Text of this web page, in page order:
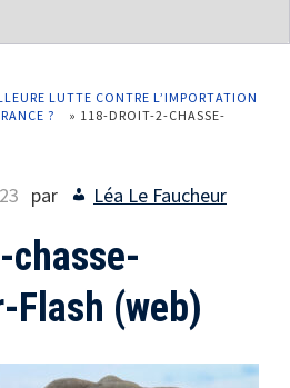
LUTTE CONTRE L’IMPORTATION
?
» 118-DROIT-2-CHASSE-
par Léa Le Faucheur
Flash (web)